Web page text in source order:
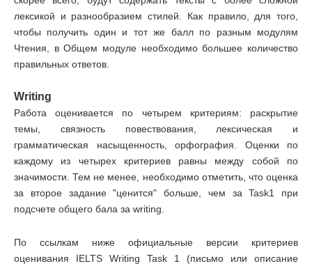
лексикой и разнообразием стилей. Как правило, для того,
чтобы получить один и тот же балл по разным модулям
Чтения, в Общем модуле необходимо большее количество
правильных ответов.
Writing
Работа оценивается по четырем критериям: раскрытие
темы, связность повествования, лексическая и
грамматическая насыщенность, орфография. Оценки по
каждому из четырех критериев равны между собой по
значимости. Тем не менее, необходимо отметить, что оценка
за второе задание "ценится" больше, чем за Task1 при
подсчете общего бала за writing.
По ссылкам ниже официальные версии критериев
оценивания IELTS Writing Task 1 (письмо или описание